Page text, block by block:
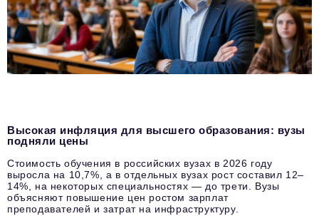
Высокая инфляция для высшего образования: вузы
подняли цены
Стоимость обучения в российских вузах в 2026 году
выросла на 10,7%, а в отдельных вузах рост составил 12–
14%, на некоторых специальностях — до трети. Вузы
объясняют повышение цен ростом зарплат
преподавателей и затрат на инфраструктуру.